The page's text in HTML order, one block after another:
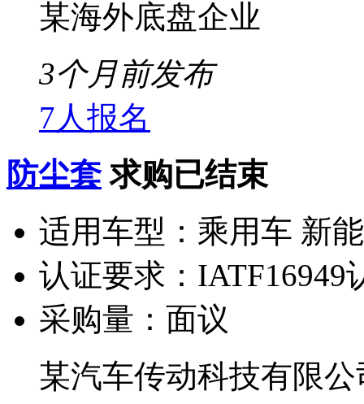
某海外底盘企业
3个月前发布
7人报名
防尘套 求购已结束
适用车型： 乘用车 新
认证要求： IATF16949
采购量： 面议
某汽车传动科技有限公